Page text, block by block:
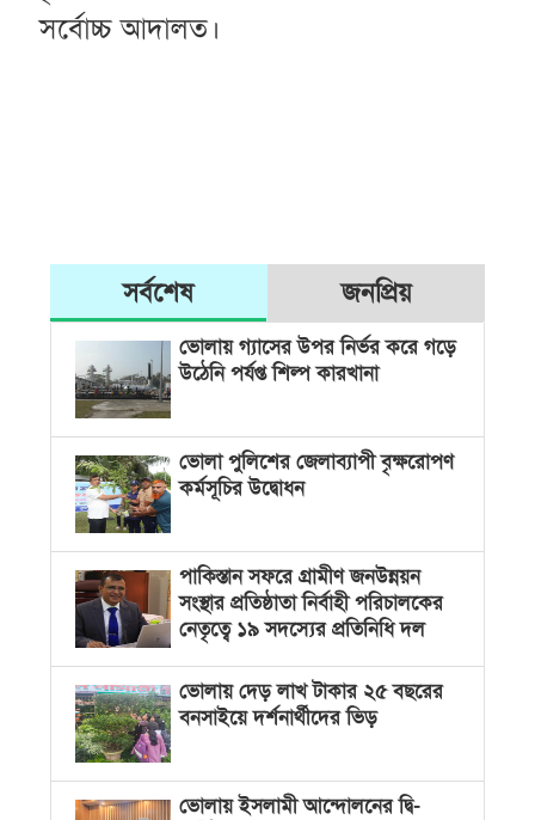
সর্বোচ্চ আদালত।
সর্বশেষ জনপ্রিয়
ভোলায় গ্যাসের উপর নির্ভর করে গড়ে
উঠেনি পর্যপ্ত শিল্প কারখানা
ভোলা পুলিশের জেলাব্যাপী বৃক্ষরোপণ
কর্মসূচির উদ্বোধন
পাকিস্তান সফরে গ্রামীণ জনউন্নয়ন
সংস্থার প্রতিষ্ঠাতা নির্বাহী পরিচালকের
নেতৃত্বে ১৯ সদস্যের প্রতিনিধি দল
ভোলায় দেড় লাখ টাকার ২৫ বছরের
বনসাইয়ে দর্শনার্থীদের ভিড়
ভোলায় ইসলামী আন্দোলনের দ্বি-